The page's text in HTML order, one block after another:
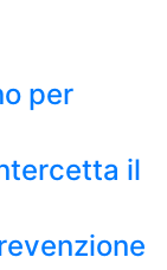
per
il